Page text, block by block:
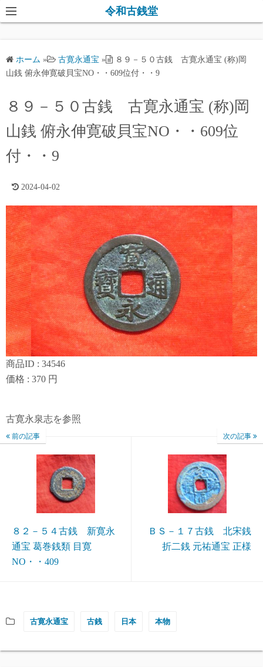
コ
ン
ッ
令和古銭堂
ホーム » 古寛永通宝 »
８９－５０古銭 古寛永通宝 (称)岡
山銭 俯永伸寛破貝宝NO・・609位付・・9
８９－５０古銭 古寛永通宝 (称)岡
山銭 俯永伸寛破貝宝NO・・609位
付・・9
2024-04-02
商品ID : 34546
価格 : 370 円
古寛永泉志を参照
前の記事
８２－５４古銭 新寛永
通宝 葛巻銭類 目寛
NO・・409
次の記事
ＢＳ－１７古銭 北宋銭
折二銭 元祐通宝 正様
古寛永通宝 古銭 日本 本物